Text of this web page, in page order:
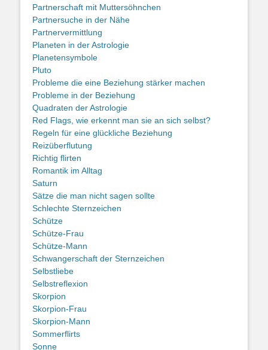
Partnerschaft mit Muttersöhnchen
Partnersuche in der Nähe
Partnervermittlung
Planeten in der Astrologie
Planetensymbole
Pluto
Probleme die eine Beziehung stärker machen
Probleme in der Beziehung
Quadraten der Astrologie
Red Flags, wie erkennt man sie an sich selbst?
Regeln für eine glückliche Beziehung
Reizüberflutung
Richtig flirten
Romantik im Alltag
Saturn
Sätze die man nicht sagen sollte
Schlechte Sternzeichen
Schütze
Schütze-Frau
Schütze-Mann
Schwangerschaft der Sternzeichen
Selbstliebe
Selbstreflexion
Skorpion
Skorpion-Frau
Skorpion-Mann
Sommerflirts
Sonne